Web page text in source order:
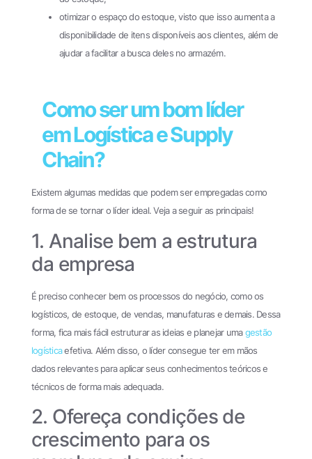
otimizar o espaço do estoque, visto que isso aumenta a
disponibilidade de itens disponíveis aos clientes, além de
ajudar a facilitar a busca deles no armazém.
Como ser um bom líder
em Logística e Supply
Chain?
Existem algumas medidas que podem ser empregadas como
forma de se tornar o líder ideal. Veja a seguir as principais!
1. Analise bem a estrutura
da empresa
É preciso conhecer bem os processos do negócio, como os
logísticos, de estoque, de vendas, manufaturas e demais. Dessa
forma, fica mais fácil estruturar as ideias e planejar umagestão
logísticaefetiva. Além disso, o líder consegue ter em mãos
dados relevantes para aplicar seus conhecimentos teóricos e
técnicos de forma mais adequada.
2. Ofereça condições de
crescimento para os